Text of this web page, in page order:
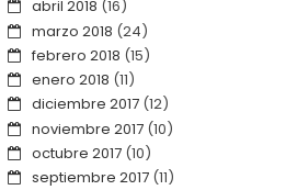
abril 2018 (16)
marzo 2018 (24)
febrero 2018 (15)
enero 2018 (11)
diciembre 2017(12)
noviembre 2017(10)
octubre 2017(10)
septiembre 2017(11)